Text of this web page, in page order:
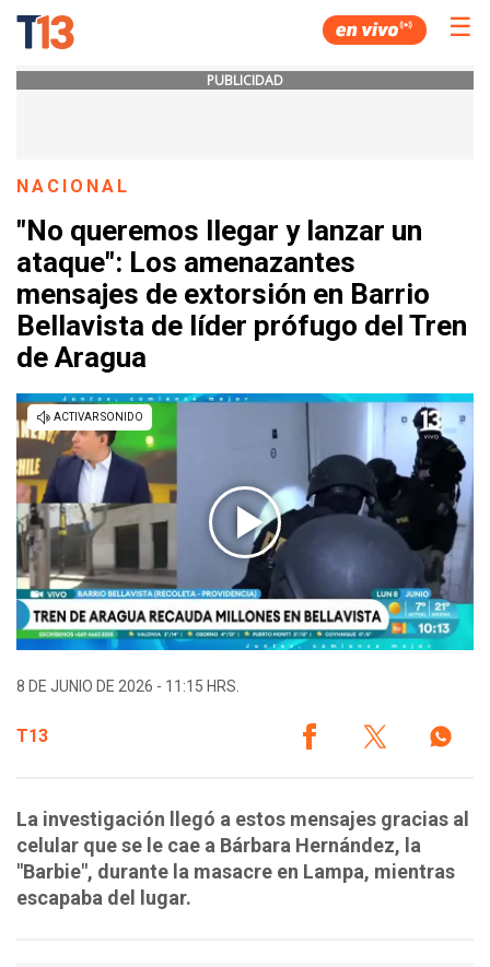
☰
PUBLICIDAD
NACIONAL
"No queremos llegar y lanzar un
ataque": Los amenazantes
mensajes de extorsión en Barrio
Bellavista de líder prófugo del Tren
de Aragua
8 DE JUNIO DE 2026 - 11:15 HRS.
T13
La investigación llegó a estos mensajes gracias al
celular que se le cae a Bárbara Hernández, la
"Barbie", durante la masacre en Lampa, mientras
escapaba del lugar.